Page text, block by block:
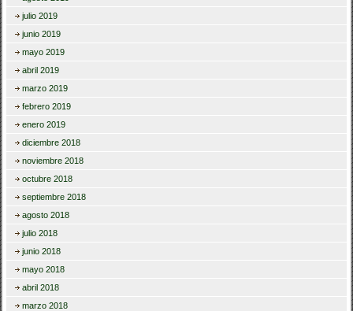
julio 2019
junio 2019
mayo 2019
abril 2019
marzo 2019
febrero 2019
enero 2019
diciembre 2018
noviembre 2018
octubre 2018
septiembre 2018
agosto 2018
julio 2018
junio 2018
mayo 2018
abril 2018
marzo 2018